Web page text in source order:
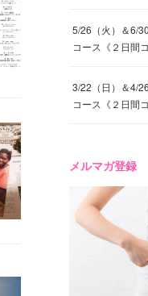
5/26（火）＆6/
コース《２日間
3/22（日）＆4/
コース《２日間
メルマガ登録